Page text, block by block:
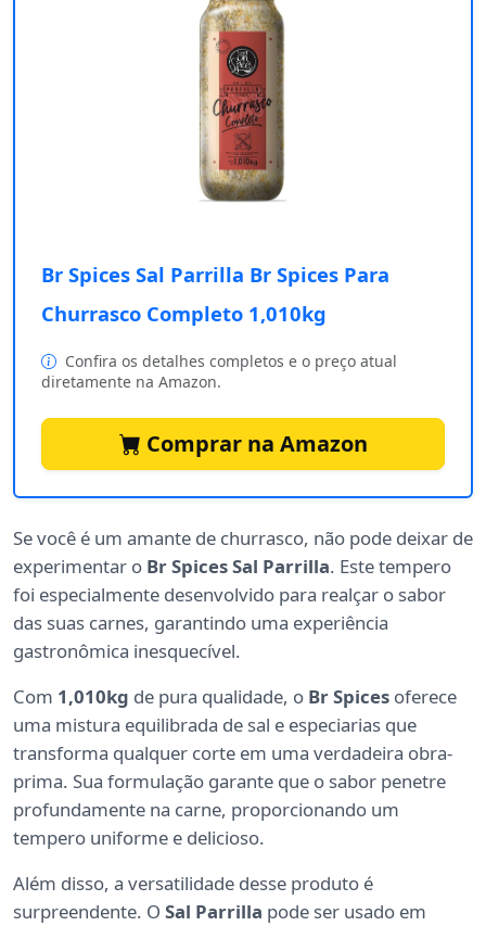
Br Spices Sal Parrilla Br Spices Para
Churrasco Completo 1,010kg
Confira os detalhes completos e o preço atual
diretamente na Amazon.
Comprar na Amazon
Se você é um amante de churrasco, não pode deixar de
experimentar o Br Spices Sal Parrilla. Este tempero
foi especialmente desenvolvido para realçar o sabor
das suas carnes, garantindo uma experiência
gastronômica inesquecível.
Com 1,010kg de pura qualidade, o Br Spices oferece
uma mistura equilibrada de sal e especiarias que
transforma qualquer corte em uma verdadeira obra-
prima. Sua formulação garante que o sabor penetre
profundamente na carne, proporcionando um
tempero uniforme e delicioso.
Além disso, a versatilidade desse produto é
surpreendente. O Sal Parrilla pode ser usado em